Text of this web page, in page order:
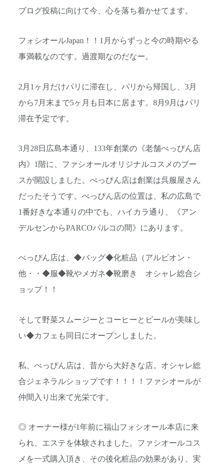
ブログ投稿に向けて今、心を落ち着かせてます。
フォシオールJapan！！1月からずっと今の時期やる
事満載なのです。過渡期なのだなー。
2月1ヶ月だけパリに滞在し、パリから帰国し、3月
から7月末まで5ヶ月も日本に居ます。8月9月はパリ
滞在予定です。
3月28日広島本通り、133年創業の《老舗べっぴん店
内》1階に、ファシオールオリジナルコスメのブー
スが開設しました。べっぴん店は創業は呉服屋さん
だったそうです。べっぴん店の位置は、私の広島で
1番好きな本通りの中でも、ハイカラ通り、《アン
デルセンからPARCOパルコの間》にあります。
べっぴん店は、◆バッグ◆化粧品（アルビオン・
他・・◆服◆靴やメガネ◆靴磨き オシャレ総合シ
ョップ！！
そして野菜スムージーとコーヒーとビールが美味し
い◆カフェも同日にオープンしました。
私、べっぴん店は、昔から大好きな店。オシャレ総
合ジェネラルショップです！！！！ファシオールが
仲間入り出来て光栄です。
◎ オーナー様が1年前に福山フォシオール本店に来
られ、エステを体験されました。ファシオールコス
メを一式購入頂き、その後化粧品の効果があり、実